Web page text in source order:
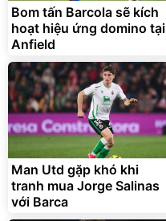
Bom tấn Barcola sẽ kích
hoạt hiệu ứng domino tại
Anfield
Man Utd gặp khó khi
tranh mua Jorge Salinas
với Barca